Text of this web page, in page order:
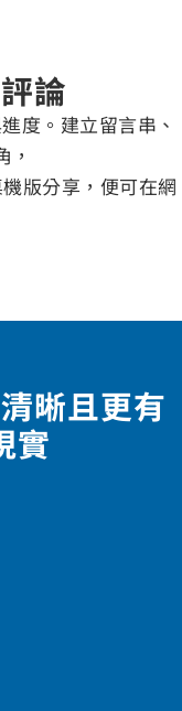
論
度。建立留言串、
，
版分享，便可在網
晰且更有
實